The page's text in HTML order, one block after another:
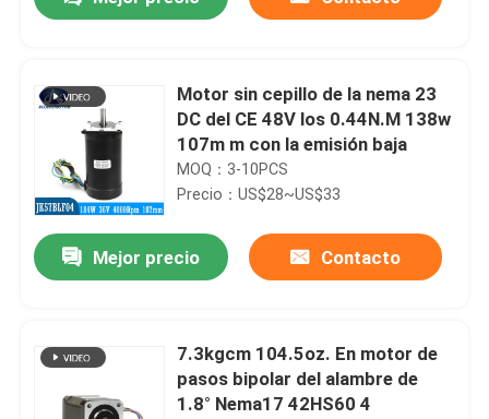
Motor sin cepillo de la nema 23
DC del CE 48V los 0.44N.M 138w
107m m con la emisión baja
MOQ：3-10PCS
Precio：US$28~US$33
Mejor precio Contacto
7.3kgcm 104.5oz. En motor de
pasos bipolar del alambre de
1.8° Nema17 42HS60 4